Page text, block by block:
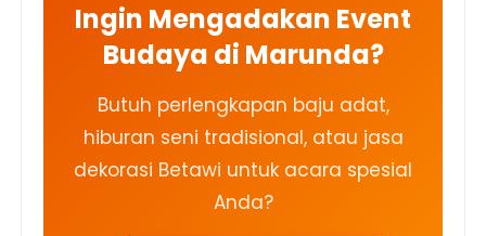
Ingin Mengadakan Event
Budaya di Marunda?
Butuh perlengkapan baju adat,
hiburan seni tradisional, atau jasa
dekorasi Betawi untuk acara spesial
Anda?